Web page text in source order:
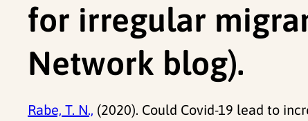
for irregular
Network blog).
Rabe, T. N., (2020). Could Covid-19 lead to